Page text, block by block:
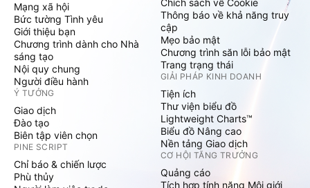
Mạng xã hội
Bức tường Tình yêu
Giới thiệu bạn
Chương trình dành cho Nhà
sáng tạo
Nội quy chung
Người điều hành
Ý TƯỞNG
Giao dịch
Đào tạo
Biên tập viên chọn
PINE SCRIPT
Chỉ báo & chiến lược
Phù thủy
Chích sách về Cookie
Thông báo về khả năng truy
cập
Mẹo bảo mật
Chương trình săn lỗi bảo mật
Trang trạng thái
GIẢI PHÁP KINH DOANH
Tiện ích
Thư viện biểu đồ
Lightweight Charts™
Biểu đồ Nâng cao
Nền tảng Giao dịch
CƠ HỘI TĂNG TRƯỞNG
Quảng cáo
Tích hợp tính năng Môi giới